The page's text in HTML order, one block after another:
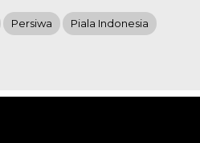
Persiwa Piala Indonesia